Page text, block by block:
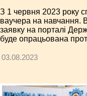
З 1 червня 2023 року
ваучера на навчання.
заявку на порталі
буде опрацьована
03.08.2023